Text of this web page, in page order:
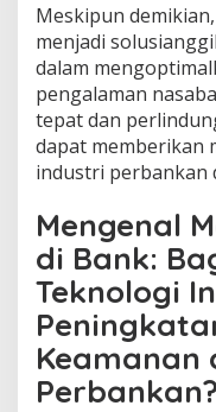
Meskipun
menjadi
dalam
pengalaman
tepat dan
dapat memberikan
industri perbankan
Mengenal
di Bank:
Teknologi
Keamanan
Perbankan?